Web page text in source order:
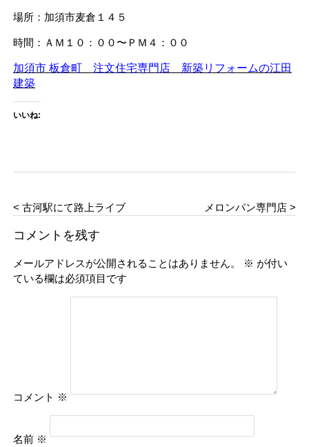
場所：加須市麦倉１４５
時間：ＡＭ１０：００〜ＰＭ４：００
加須市 板倉町 注文住宅専門店 新築リフォームの江田
建築
いいね:
< 古河駅にて路上ライブ メロンパン専門店 >
コメントを残す
メールアドレスが公開されることはありません。 ※ が付い
ている欄は必須項目です
コメント ※
名前 ※